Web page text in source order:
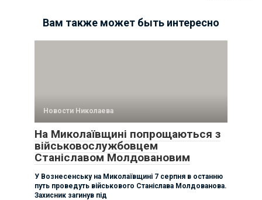
Вам также может быть интересно
Новости Николаева
На Миколаївщині попрощаються з
військовослужбовцем
Станіславом Молдовановим
У Вознесенську на Миколаївщині 7 серпня в останню
путь проведуть військового Станіслава Молдованова.
Захисник загинув під